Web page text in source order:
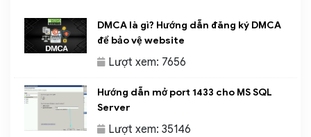
DMCA là gì? Hướng dẫn đăng ký DMCA
để bảo vệ website
Lượt xem: 7656
Hướng dẫn mở port 1433 cho MS SQL
Server
Lượt xem: 35146